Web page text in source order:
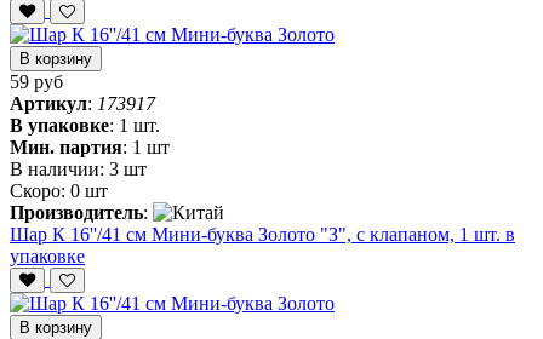
В корзину
59 руб
Артикул: 173917
В упаковке: 1 шт.
Мин. партия: 1 шт
В наличии: 3 шт
Скоро: 0 шт
Производитель:
Шар К 16''/41 см Мини-буква Золото "З", с клапаном, 1 шт. в
упаковке
В корзину